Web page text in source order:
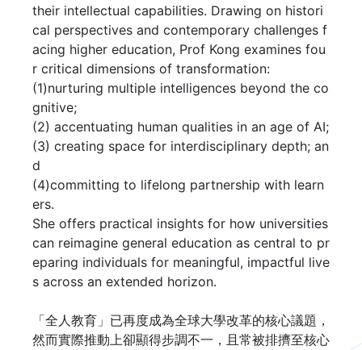
their intellectual capabilities. Drawing on histori
cal perspectives and contemporary challenges f
acing higher education, Prof Kong examines fou
r critical dimensions of transformation:
(1)nurturing multiple intelligences beyond the co
gnitive;
(2) accentuating human qualities in an age of AI;
(3) creating space for interdisciplinary depth; an
d
(4)committing to lifelong partnership with learn
ers.
She offers practical insights for how universities
can reimagine general education as central to pr
eparing individuals for meaningful, impactful live
s across an extended horizon.
「全人教育」已再度成為全球大學改革的核心議題，
然而實際推動上卻顯得步調不一，且常被排擠至核心